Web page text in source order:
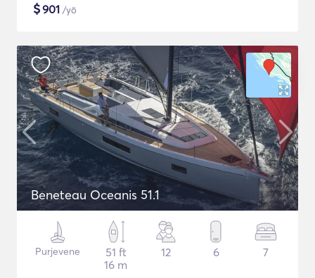
$901 /yö
Beneteau Oceanis 51.1
Purjevene
51 ft
16 m
12 6 7